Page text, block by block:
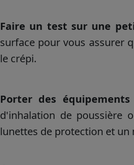
Faire un test sur une
surface pour vous assurer
le crépi.
Porter des
d'inhalation de poussière
lunettes de protection et un